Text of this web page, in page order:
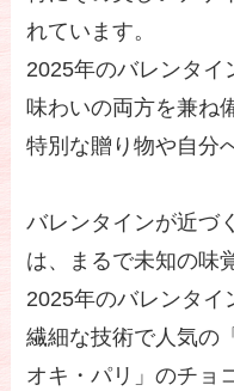
れています。
2025年のバレンタイ
味わいの両方を兼ね
特別な贈り物や自分
バレンタインが近づ
は、まるで未知の味
2025年のバレンタイ
繊細な技術で人気の
オキ・パリ」のチョ